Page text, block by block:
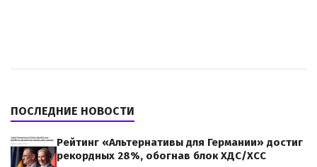
ПОСЛЕДНИЕ НОВОСТИ
Рейтинг «Альтернативы для Германии» достиг
рекордных 28%, обогнав блок ХДС/ХСС